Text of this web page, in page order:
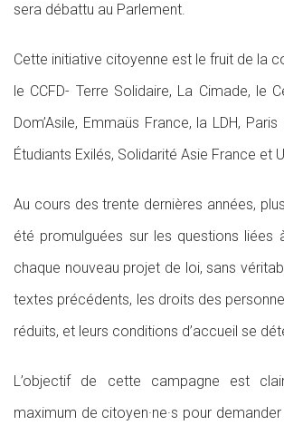
sera débattu au Parlement.
Cette initiative citoyenne est le fruit de la
le CCFD- Terre Solidaire, La Cimade, le
Dom’Asile, Emmaüs France, la LDH, Paris
Étudiants Exilés, Solidarité Asie France et
Au cours des trente dernières années,
été promulguées sur les questions liées
chaque nouveau projet de loi, sans
textes précédents, les droits des
réduits, et leurs conditions d’accueil se
L’objectif de cette campagne est
maximum de citoyen·ne·s pour